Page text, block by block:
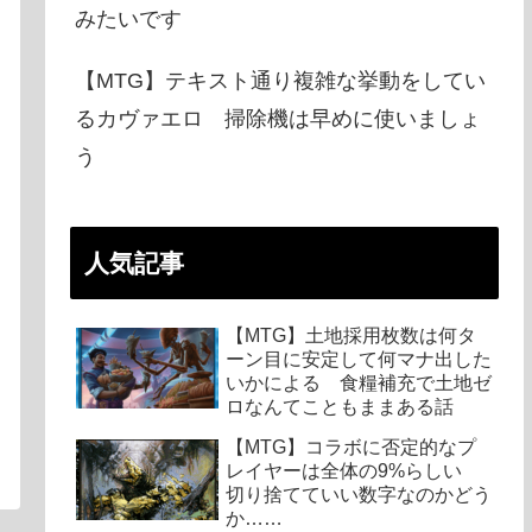
みたいです
【MTG】テキスト通り複雑な挙動をしてい
るカヴァエロ 掃除機は早めに使いましょ
う
人気記事
【MTG】土地採用枚数は何タ
ーン目に安定して何マナ出した
いかによる 食糧補充で土地ゼ
ロなんてこともままある話
【MTG】コラボに否定的なプ
レイヤーは全体の9%らしい
切り捨てていい数字なのかどう
か……